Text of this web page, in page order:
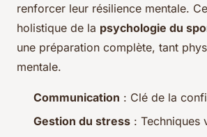
renforcer leur résilience mentale.
holistique de la psychologie du
une préparation complète, tant
mentale.
Communication : Clé de la
Gestion du stress : Techniques